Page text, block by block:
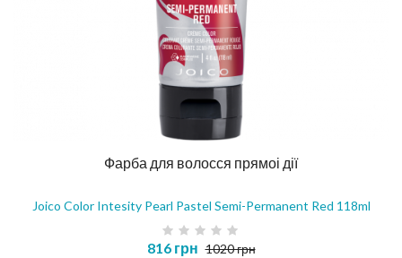
Фарба для волосся прямоі дії
Joico Color Intesity Pearl Pastel Semi-Permanent Red 118ml
816 грн 1020 грн